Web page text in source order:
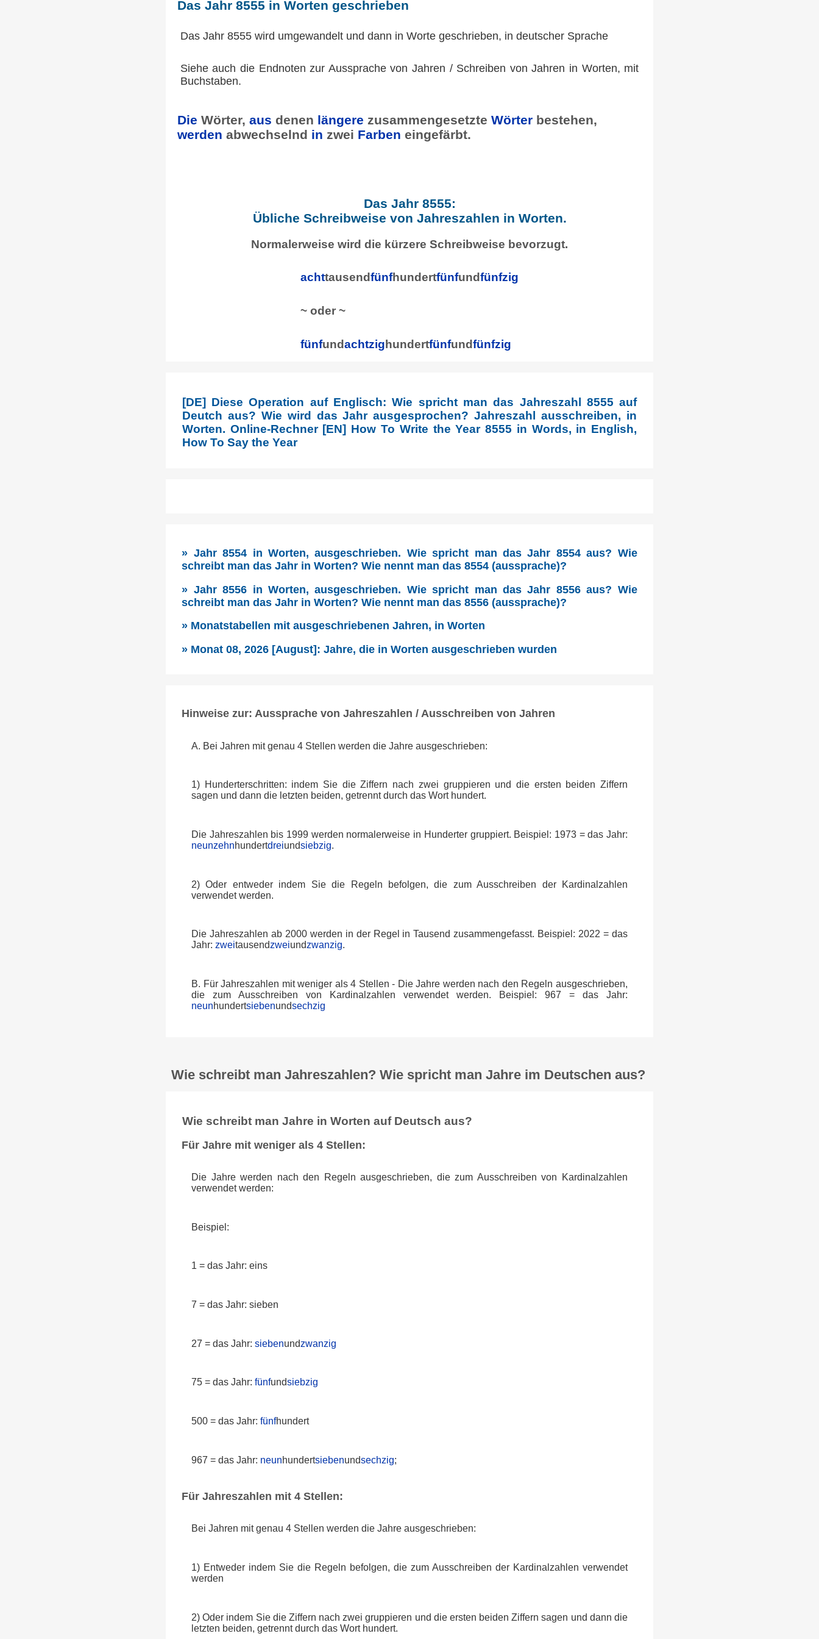
Das Jahr 8555 in Worten geschrieben
Das Jahr 8555 wird umgewandelt und dann in Worte geschrieben, in deutscher Sprache
Siehe auch die Endnoten zur Aussprache von Jahren / Schreiben von Jahren in Worten, mit
Buchstaben.
Die Wörter, aus denen längere zusammengesetzte Wörterbestehen,
werden abwechselnd in zwei Farben eingefärbt.
Das Jahr 8555:
Übliche Schreibweise von Jahreszahlen in Worten.
Normalerweise wird die kürzere Schreibweise bevorzugt.
achttausendfünfhundertfünfundfünfzig
~ oder ~
fünfundachtzighundertfünfundfünfzig
[DE] Diese Operation auf Englisch: Wie spricht man das Jahreszahl 8555 auf
Deutch aus? Wie wird das Jahr ausgesprochen? Jahreszahl ausschreiben, in
Worten. Online-Rechner [EN] How To Write the Year 8555 in Words, in English,
How To Say the Year
» Jahr 8554 in Worten, ausgeschrieben. Wie spricht man das Jahr 8554 aus? Wie
schreibt man das Jahr in Worten? Wie nennt man das 8554 (aussprache)?
» Jahr 8556 in Worten, ausgeschrieben. Wie spricht man das Jahr 8556 aus? Wie
schreibt man das Jahr in Worten? Wie nennt man das 8556 (aussprache)?
» Monatstabellen mit ausgeschriebenen Jahren, in Worten
» Monat 08, 2026 [August]: Jahre, die in Worten ausgeschrieben wurden
Hinweise zur: Aussprache von Jahreszahlen / Ausschreiben von Jahren
A. Bei Jahren mit genau 4 Stellen werden die Jahre ausgeschrieben:
1) Hunderterschritten: indem Sie die Ziffern nach zwei gruppieren und die ersten beiden Ziffern
sagen und dann die letzten beiden, getrennt durch das Wort hundert.
Die Jahreszahlen bis 1999 werden normalerweise in Hunderter gruppiert. Beispiel: 1973 = das Jahr:
neunzehnhundertdreiundsiebzig.
2) Oder entweder indem Sie die Regeln befolgen, die zum Ausschreiben der Kardinalzahlen
verwendet werden.
Die Jahreszahlen ab 2000 werden in der Regel in Tausend zusammengefasst. Beispiel: 2022 = das
Jahr:zweitausendzweiundzwanzig.
B. Für Jahreszahlen mit weniger als 4 Stellen - Die Jahre werden nach den Regeln ausgeschrieben,
die zum Ausschreiben von Kardinalzahlen verwendet werden. Beispiel: 967 = das Jahr:
neunhundertsiebenundsechzig
Wie schreibt man Jahreszahlen? Wie spricht man Jahre im Deutschen aus?
Wie schreibt man Jahre in Worten auf Deutsch aus?
Für Jahre mit weniger als 4 Stellen:
Die Jahre werden nach den Regeln ausgeschrieben, die zum Ausschreiben von Kardinalzahlen
verwendet werden:
Beispiel:
1 = das Jahr: eins
7 = das Jahr: sieben
27 = das Jahr:siebenundzwanzig
75 = das Jahr:fünfundsiebzig
500 = das Jahr:fünfhundert
967 = das Jahr: neunhundertsiebenundsechzig;
Für Jahreszahlen mit 4 Stellen:
Bei Jahren mit genau 4 Stellen werden die Jahre ausgeschrieben:
1) Entweder indem Sie die Regeln befolgen, die zum Ausschreiben der Kardinalzahlen verwendet
werden
2) Oder indem Sie die Ziffern nach zwei gruppieren und die ersten beiden Ziffern sagen und dann die
letzten beiden, getrennt durch das Wort hundert.